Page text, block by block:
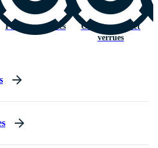
Produits intimes
Champignons et
verrues